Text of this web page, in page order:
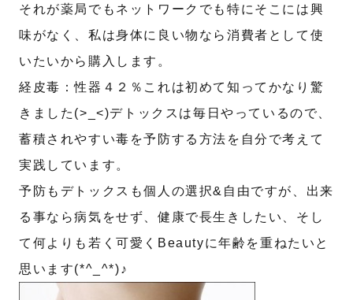
それが薬局でもネットワークでも特にそこには興
味がなく、私は身体に良い物なら消費者として使
いたいから購入します。
経皮毒：性器４２％これは初めて知ってかなり驚
きました(>_<)デトックスは毎日やっているので、
蓄積されやすい毒を予防する方法を自分で考えて
実践しています。
予防もデトックスも個人の選択&自由ですが、出来
る事なら病気をせず、健康で長生きしたい、そし
て何よりも若く可愛くBeautyに年齢を重ねたいと
思います(*^_^*)♪